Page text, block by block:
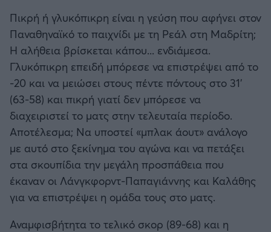
Καλαμάτα
Ηρακλής
Μπαρτσελόνα
Ρεάλ Μαδρίτης
Ατλέτικο Μαδρίτης
Μάντσεστερ Γιουνάιτεντ
Πικρή ή γλυκόπικρη είναι η γεύση που αφήνει στον
Παναθηναϊκό το παιχνίδι με τη Ρεάλ στη Μαδρίτη;
Η αλήθεια βρίσκεται κάπου... ενδιάμεσα.
Γλυκόπικρη επειδή μπόρεσε να επιστρέψει από το
-20 και να μειώσει στους πέντε πόντους στο 31'
(63-58) και πικρή γιατί δεν μπόρεσε να
διαχειριστεί το ματς στην τελευταία περίοδο.
Αποτέλεσμα; Να υποστεί «μπλακ άουτ» ανάλογο
με αυτό στο ξεκίνημα του αγώνα και να πετάξει
στα σκουπίδια την μεγάλη προσπάθεια που
έκαναν οι Λάνγκφορντ-Παπαγιάννης και Καλάθης
για να επιστρέψει η ομάδα τους στο ματς.
Αναμφισβήτητα το τελικό σκορ (89-68) και η